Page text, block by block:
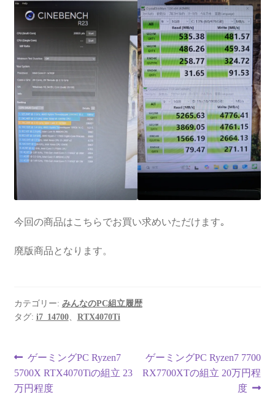
今回の商品はこちらでお買い求めいただけます｡
廃版商品となります。
カテゴリー: みんなのPC組立履歴
タグ: i7_14700、 RTX4070Ti
投
稿
前
の
投
ゲーミングPC Ryzen7
5700X RTX4070Tiの組立 23
万円程度
次
の
ゲーミングPC Ryzen7 7700
RX7700XTの組立 20万円程
度